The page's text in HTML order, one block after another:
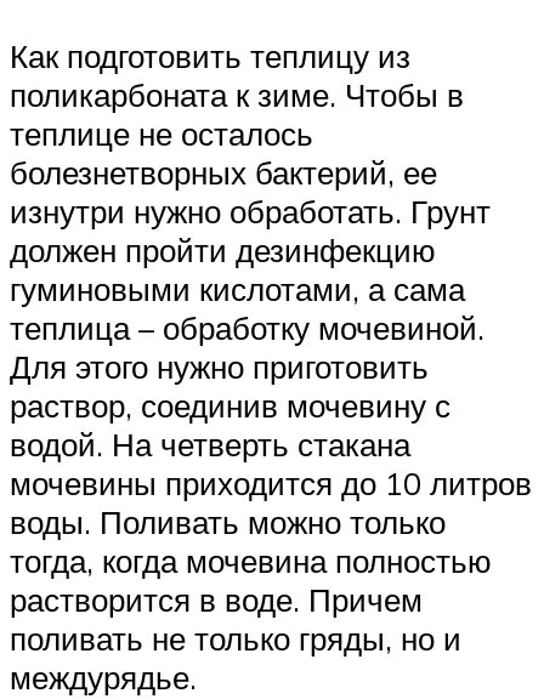
Как подготовить теплицу из
поликарбоната к зиме. Чтобы в
теплице не осталось
болезнетворных бактерий, ее
изнутри нужно обработать. Грунт
должен пройти дезинфекцию
гуминовыми кислотами, а сама
теплица – обработку мочевиной.
Для этого нужно приготовить
раствор, соединив мочевину с
водой. На четверть стакана
мочевины приходится до 10 литров
воды. Поливать можно только
тогда, когда мочевина полностью
растворится в воде. Причем
поливать не только гряды, но и
междурядье.